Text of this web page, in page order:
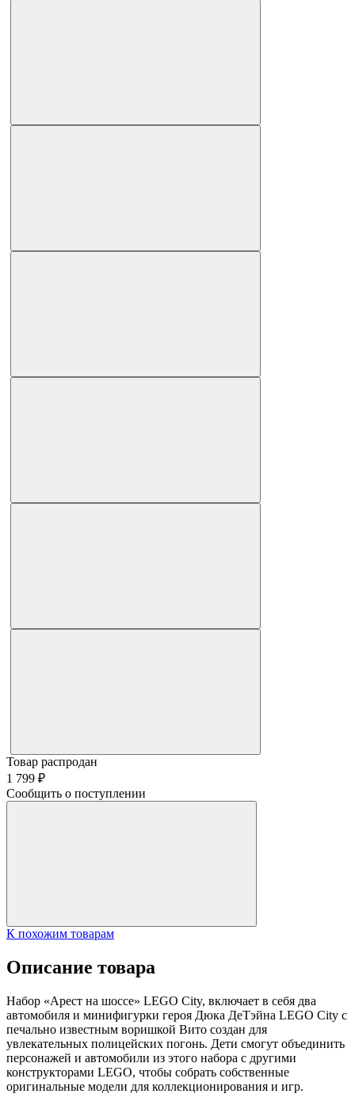
Товар распродан
1 799 ₽
Сообщить о поступлении
К похожим товарам
Описание товара
Набор «Арест на шоссе» LEGO City, включает в себя два
автомобиля и минифигурки героя Дюка ДеТэйна LEGO City с
печально известным воришкой Вито создан для
увлекательных полицейских погонь. Дети смогут объединить
персонажей и автомобили из этого набора с другими
конструкторами LEGO, чтобы собрать собственные
оригинальные модели для коллекционирования и игр.